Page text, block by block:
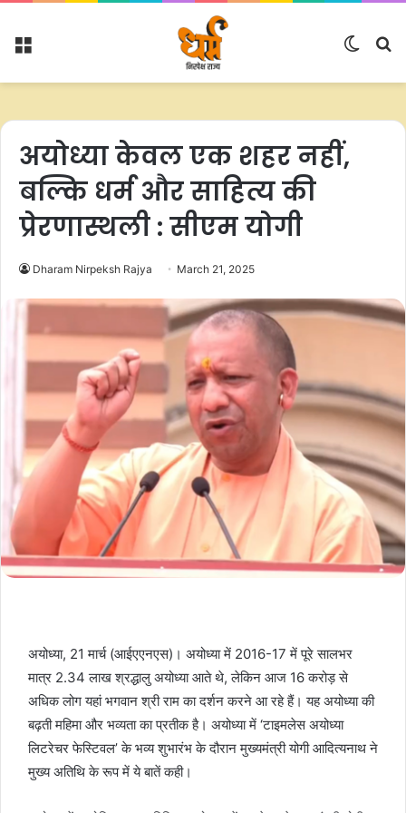
Menu
Switch
अयोध्या केवल एक शहर नहीं,
बल्कि धर्म और साहित्य की
प्रेरणास्थली : सीएम योगी
Dharam Nirpeksh Rajya March 21, 2025
अयोध्या, 21 मार्च (आईएएनएस)। अयोध्या में 2016-17 में पूरे सालभर
मात्र 2.34 लाख श्रद्धालु अयोध्या आते थे, लेकिन आज 16 करोड़ से
अधिक लोग यहां भगवान श्री राम का दर्शन करने आ रहे हैं। यह अयोध्या की
बढ़ती महिमा और भव्यता का प्रतीक है। अयोध्या में ‘टाइमलेस अयोध्या
लिटरेचर फेस्टिवल’ के भव्य शुभारंभ के दौरान मुख्यमंत्री योगी आदित्यनाथ ने
मुख्य अतिथि के रूप में ये बातें कही।